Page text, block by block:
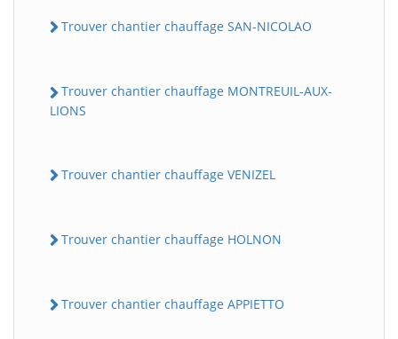
Trouver chantier chauffage SAN-NICOLAO
Trouver chantier chauffage MONTREUIL-AUX-
LIONS
Trouver chantier chauffage VENIZEL
Trouver chantier chauffage HOLNON
Trouver chantier chauffage APPIETTO